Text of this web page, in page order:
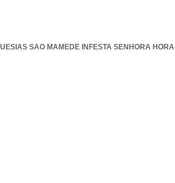
SAO MAMEDE INFESTA SENHORA HORA